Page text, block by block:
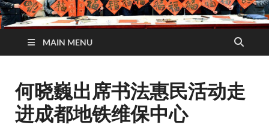
MAIN MENU
何晓巍出席书法惠民活动走
进成都地铁维保中心